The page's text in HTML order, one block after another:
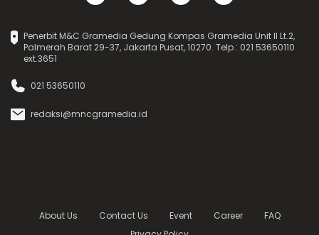
Penerbit M&C Gramedia Gedung Kompas Gramedia Unit II Lt.2,
Palmerah Barat 29-37, Jakarta Pusat, 10270. Telp : 021 53650110
ext.3651
021 53650110
redaksi@mncgramedia.id
About Us Contact Us Event Career
FAQ